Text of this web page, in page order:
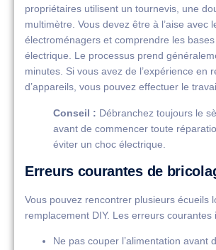
propriétaires utilisent un tournevis, une
multimètre. Vous devez être à l’aise avec
électroménagers et comprendre les
électrique. Le processus prend
minutes. Si vous avez de l’expérience en
d’appareils, vous pouvez effectuer le
Conseil : Débranchez toujours le
avant de commencer toute
éviter un choc électrique.
Erreurs courantes de
Vous pouvez rencontrer plusieurs écueils
remplacement DIY. Les erreurs courantes
Ne pas couper l’alimentation avant